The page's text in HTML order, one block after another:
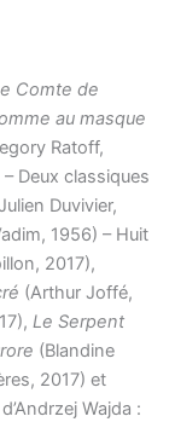
Comte de
au masque
Ratoff,
Deux classiques
Duvivier,
1956) – Huit
2017),
(Arthur Joffé,
Le Serpent
(Blandine
2017) et
Wajda :